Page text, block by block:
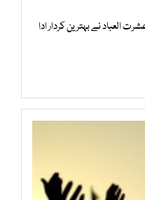
العباد نے بہترین کردار ادا